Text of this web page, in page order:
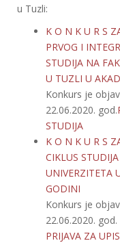
u Tuzli:
K O N K U R S
PRVOG I
STUDIJA NA
U TUZLI U
Konkurs je
22.06.2020. god.
STUDIJA
K O N K U R S
CIKLUS
UNIVERZITETA
GODINI
Konkurs je
22.06.2020. god.
PRIJAVA ZA